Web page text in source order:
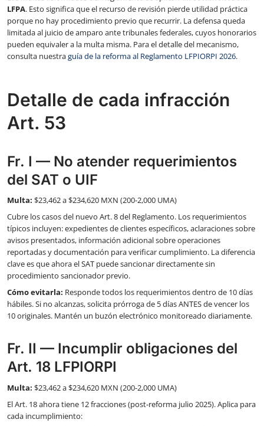
LFPA. Esto significa que el recurso de revisión pierde utilidad práctica
porque no hay procedimiento previo que recurrir. La defensa queda
limitada al juicio de amparo ante tribunales federales, cuyos honorarios
pueden equivaler a la multa misma. Para el detalle del mecanismo,
consulta nuestraguía de la reforma al Reglamento LFPIORPI 2026.
Detalle de cada infracción
Art. 53
Fr. I — No atender requerimientos
del SAT o UIF
Multa: $23,462 a $234,620 MXN (200-2,000 UMA)
Cubre los casos del nuevo Art. 8 del Reglamento. Los requerimientos
típicos incluyen: expedientes de clientes específicos, aclaraciones sobre
avisos presentados, información adicional sobre operaciones
reportadas y documentación para verificar cumplimiento. La diferencia
clave es que ahora el SAT puede sancionar directamente sin
procedimiento sancionador previo.
Cómo evitarla: Responde todos los requerimientos dentro de 10 días
hábiles. Si no alcanzas, solicita prórroga de 5 días ANTES de vencer los
10 originales. Mantén un buzón electrónico monitoreado diariamente.
Fr. II — Incumplir obligaciones del
Art. 18 LFPIORPI
Multa: $23,462 a $234,620 MXN (200-2,000 UMA)
El Art. 18 ahora tiene 12 fracciones (post-reforma julio 2025). Aplica para
cada incumplimiento: